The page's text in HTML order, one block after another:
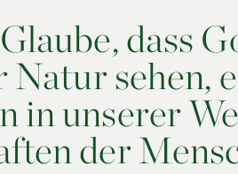
dass
Natur sehen,
in unserer
der